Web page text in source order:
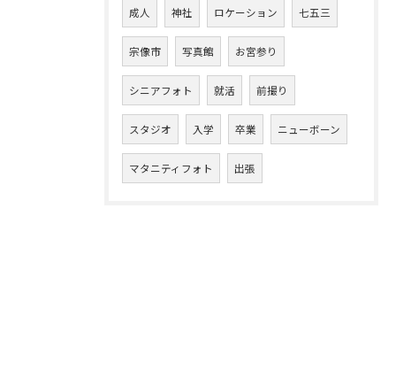
成人 神社 ロケーション 七五三
宗像市 写真館 お宮参り
シニアフォト 就活 前撮り
スタジオ 入学 卒業 ニューボーン
マタニティフォト 出張